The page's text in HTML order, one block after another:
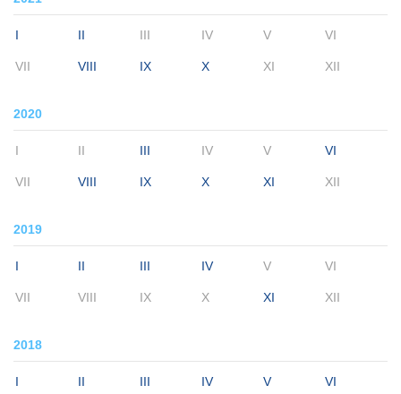
I II III IV V VI
VII VIII IX X XI XII
2020
I II III IV V VI
VII VIII IX X XI XII
2019
I II III IV V VI
VII VIII IX X XI XII
2018
I II III IV V VI